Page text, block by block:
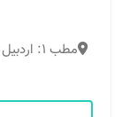
مطب 1: اردبیل - نبش میدان یحیوی، ساختمان پزشکان یحیوی